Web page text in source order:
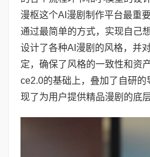
漫枢这个AI漫剧制作平台最重
通过最简单的方式，实现自己
设计了各种AI漫剧的风格，并
定，确保了风格的一致性和资
ce2.0的基础上，叠加了自研的
现了为用户提供精品漫剧的底